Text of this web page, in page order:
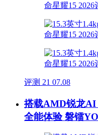
评测 21 07.08
搭载AMD锐龙AI
全能体验 磐镭